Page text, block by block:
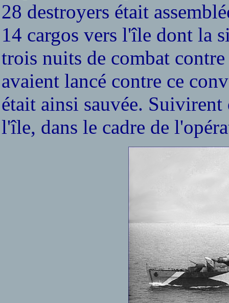
28 destroyers était
14 cargos vers l'île dont la
trois nuits de combat
avaient lancé contre ce
était ainsi sauvée.
l'île, dans le cadre de